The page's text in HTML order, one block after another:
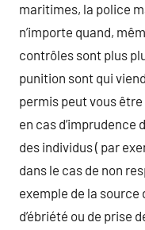
maritimes, la police
n’importe quand,
contrôles sont plus
punition sont qui
permis peut vous
en cas d’imprudence
des individus ( par
dans le cas de non
exemple de la source
d’ébriété ou de prise